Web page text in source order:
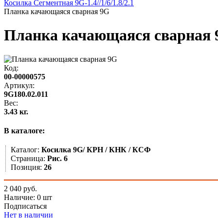
Косилка Сегментная 9G-1.4//1/6/1.8/2.1
Планка качающаяся сварная 9G
Планка качающаяся сварная
Код:
00-00000575
Артикул:
9G180.02.011
Вес:
3.43 кг.
В каталоге:
Каталог: Косилка 9G/ КРН / КНК / КСФ
Страница: Рис. 6
Позиция: 26
2 040 руб.
Наличие: 0 шт
Подписаться
Нет в наличии